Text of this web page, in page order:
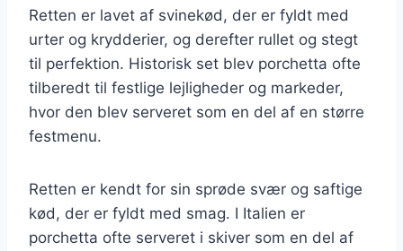
Retten er lavet af svinekød, der er fyldt med
urter og krydderier, og derefter rullet og stegt
til perfektion. Historisk set blev porchetta ofte
tilberedt til festlige lejligheder og markeder,
hvor den blev serveret som en del af en større
festmenu.
Retten er kendt for sin sprøde svær og saftige
kød, der er fyldt med smag. I Italien er
porchetta ofte serveret i skiver som en del af